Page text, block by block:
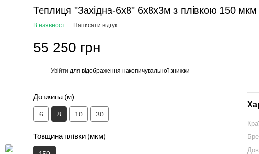
Теплиця "Західна-6х8" 6х8х3м з плівкою 150 мкм
В наявності Написати відгук
55 250 грн
Увійти для відображення накопичувальної знижки
Довжина (м)
6 8 10 30
Товщина плівки (мкм)